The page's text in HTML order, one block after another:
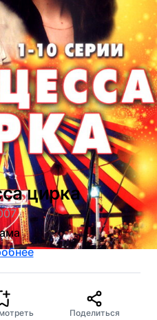
цирка
Поделиться